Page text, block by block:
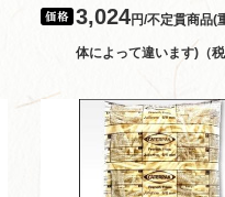
3,024円/不定貫商品(
体によって違います)（